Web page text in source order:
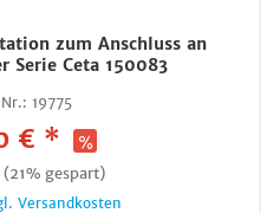
zum Anschluss an
Serie Ceta 150083
19775
€ *
(21% gespart)
Versandkosten